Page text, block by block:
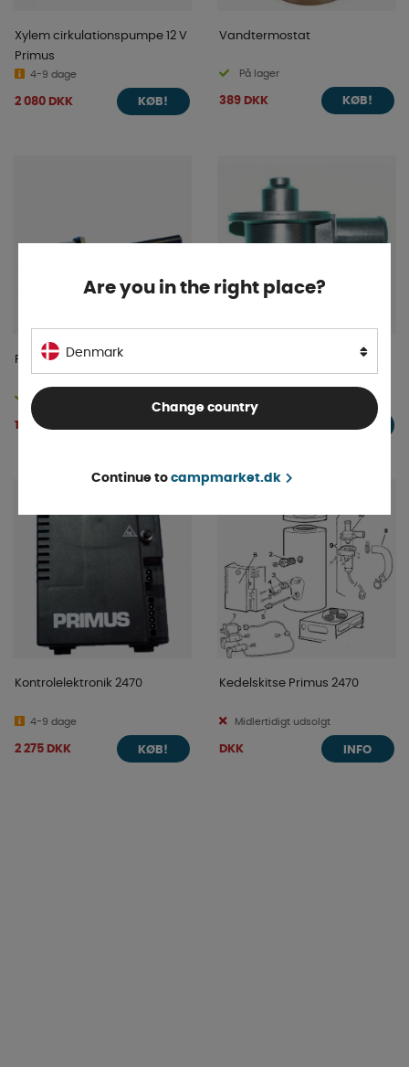
Xylem cirkulationspumpe 12 V
Primus
4-9 dage
2 080 DKK KØB!
Vandtermostat
På lager
389 DKK KØB!
Pyrostat 2450,2460 og 2470
På lager
1 223 DKK KØB!
Kontrolelektronik 2470
4-9 dage
2 275 DKK KØB!
Kedelskitse Primus 2470
Midlertidigt udsolgt
DKK INFO
Are you in the right place?
Denmark
Change country
Continue to campmarket.dk